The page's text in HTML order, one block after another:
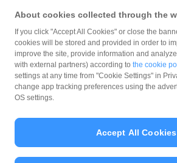
反社会的勢力に対する方針
勧誘方針
マネロン等基本方針
カスタマーハラスメントに関する当社の考え方
© PayPay Corporation
About cookies collected through the
If you click "Accept All Cookies" or close the
cookies will be stored and provided in order to
improve the site, provide information and
with external partners) according to the cookie
settings at any time from "Cookie Settings" in
change app tracking preferences using the
OS settings.
Accept All Cookies